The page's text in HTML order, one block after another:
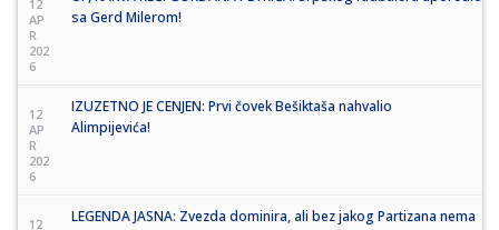
12
AP
R
202
6
sa Gerd Milerom!
12
AP
R
202
6
IZUZETNO JE CENJEN: Prvi čovek Bešiktaša nahvalio
Alimpijevića!
12
LEGENDA JASNA: Zvezda dominira, ali bez jakog Partizana nema